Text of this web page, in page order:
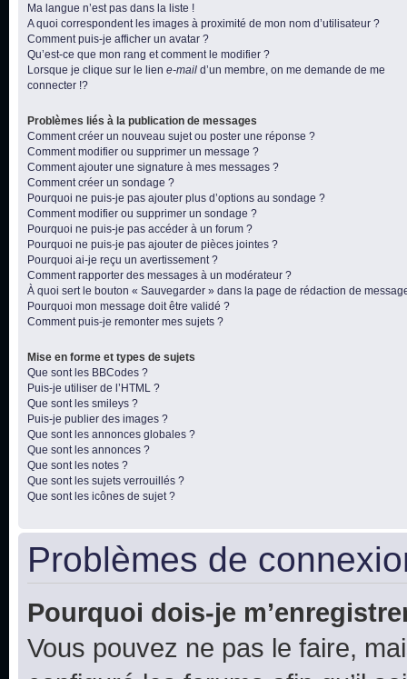
Ma langue n’est pas dans la liste !
A quoi correspondent les images à proximité de mon nom d’utilisateur ?
Comment puis-je afficher un avatar ?
Qu’est-ce que mon rang et comment le modifier ?
Lorsque je clique sur le lien e-mail d’un membre, on me demande de me
connecter !?
Problèmes liés à la publication de messages
Comment créer un nouveau sujet ou poster une réponse ?
Comment modifier ou supprimer un message ?
Comment ajouter une signature à mes messages ?
Comment créer un sondage ?
Pourquoi ne puis-je pas ajouter plus d’options au sondage ?
Comment modifier ou supprimer un sondage ?
Pourquoi ne puis-je pas accéder à un forum ?
Pourquoi ne puis-je pas ajouter de pièces jointes ?
Pourquoi ai-je reçu un avertissement ?
Comment rapporter des messages à un modérateur ?
À quoi sert le bouton « Sauvegarder » dans la page de rédaction de
Pourquoi mon message doit être validé ?
Comment puis-je remonter mes sujets ?
Mise en forme et types de sujets
Que sont les BBCodes ?
Puis-je utiliser de l’HTML ?
Que sont les smileys ?
Puis-je publier des images ?
Que sont les annonces globales ?
Que sont les annonces ?
Que sont les notes ?
Que sont les sujets verrouillés ?
Que sont les icônes de sujet ?
Problèmes de
Pourquoi dois-je
Vous pouvez ne pas le faire,